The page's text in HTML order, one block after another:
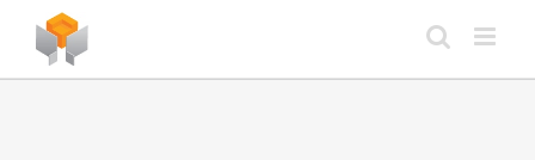
contenu